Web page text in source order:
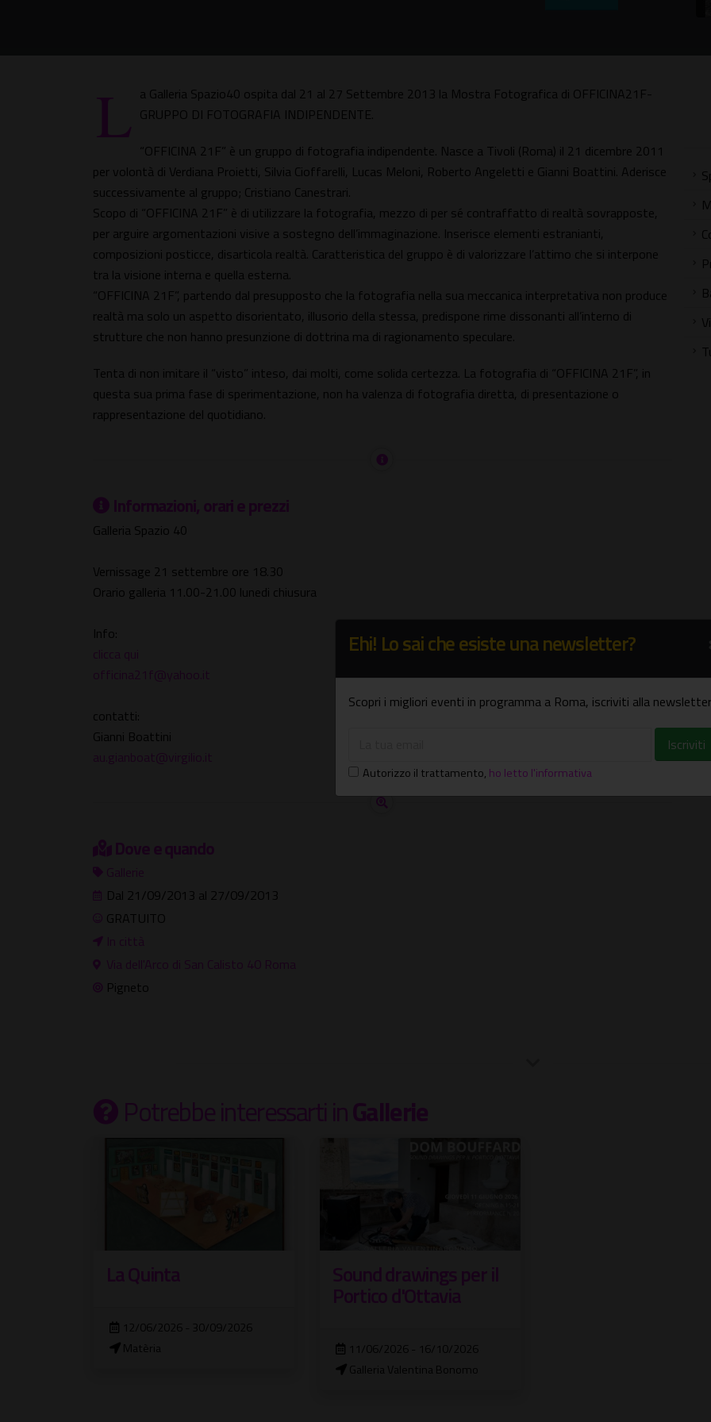
L a Galleria Spazio40 ospita dal 21 al 27 Settembre 2013 la Mostra Fotografica di OFFICINA21F-
GRUPPO DI FOTOGRAFIA INDIPENDENTE.
“OFFICINA 21F” è un gruppo di fotografia indipendente. Nasce a Tivoli (Roma) il 21 dicembre 2011
per volontà di Verdiana Proietti, Silvia Cioffarelli, Lucas Meloni, Roberto Angeletti e Gianni Boattini. Aderisce
successivamente al gruppo; Cristiano Canestrari.
Scopo di “OFFICINA 21F” è di utilizzare la fotografia, mezzo di per sé contraffatto di realtà sovrapposte,
per arguire argomentazioni visive a sostegno dell’immaginazione. Inserisce elementi estranianti,
composizioni posticce, disarticola realtà. Caratteristica del gruppo è di valorizzare l’attimo che si interpone
tra la visione interna e quella esterna.
“OFFICINA 21F”, partendo dal presupposto che la fotografia nella sua meccanica interpretativa non produce
realtà ma solo un aspetto disorientato, illusorio della stessa, predispone rime dissonanti all’interno di
strutture che non hanno presunzione di dottrina ma di ragionamento speculare.
Tenta di non imitare il “visto” inteso, dai molti, come solida certezza. La fotografia di “OFFICINA 21F”, in
questa sua prima fase di sperimentazione, non ha valenza di fotografia diretta, di presentazione o
rappresentazione del quotidiano.
Informazioni, orari e prezzi
Galleria Spazio 40
Vernissage 21 settembre ore 18.30
Orario galleria 11.00-21.00 lunedi chiusura
Info:
clicca qui
officina21f@yahoo.it
contatti:
Gianni Boattini
au.gianboat@virgilio.it
Dove e quando
Gallerie
Dal 21/09/2013 al 27/09/2013
GRATUITO
In città
Via dell'Arco di San Calisto 40 Roma
Pigneto
Potrebbe interessartiinGallerie
La Quinta
12/06/2026 - 30/09/2026
Matèria
Sound drawings per il
Portico d'Ottavia
11/06/2026 - 16/10/2026
Galleria Valentina Bonomo
Ehi! Lo sai che esiste una newsletter?
Scopri i migliori eventi in programma a Roma, iscriviti alla
Autorizzo il trattamento, ho letto l'informativa